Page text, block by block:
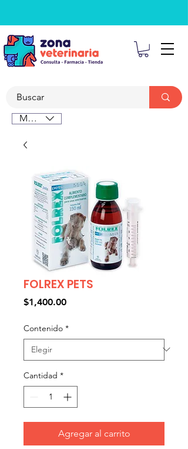
MXN ($)
FOLREX PETS
$1,400.00Precio
Contenido *
Cantidad *
Agregar al carrito